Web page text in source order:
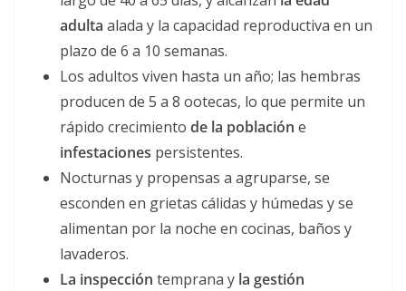
adulta alada y la capacidad reproductiva en un
plazo de 6 a 10 semanas.
Los adultos viven hasta un año; las hembras
producen de 5 a 8 ootecas, lo que permite un
rápido crecimiento de la población e
infestaciones persistentes.
Nocturnas y propensas a agruparse, se
esconden en grietas cálidas y húmedas y se
alimentan por la noche en cocinas, baños y
lavaderos.
La inspección temprana y la gestión